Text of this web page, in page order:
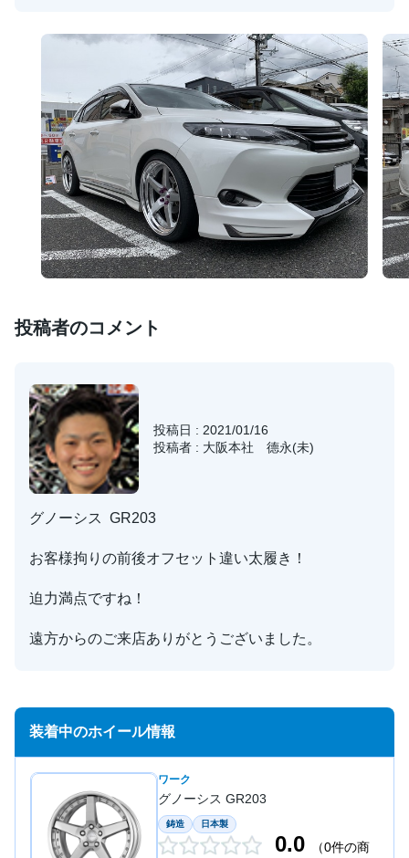
投稿者のコメント
投稿日 : 2021/01/16
投稿者 : 大阪本社 德永(未)
グノーシス GR203
お客様拘りの前後オフセット違い太履き！
迫力満点ですね！
遠方からのご来店ありがとうございました。
装着中のホイール情報
ワーク
グノーシス GR203
鋳造 日本製
0.0
（0件の商